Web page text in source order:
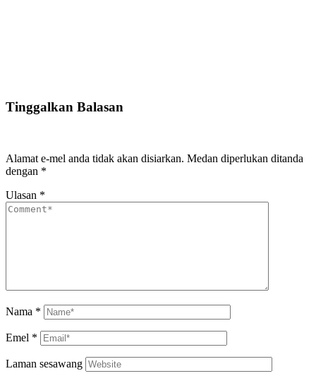
Tinggalkan Balasan
Alamat e-mel anda tidak akan disiarkan. Medan diperlukan ditanda
dengan *
Ulasan *
Nama *
Emel *
Laman sesawang